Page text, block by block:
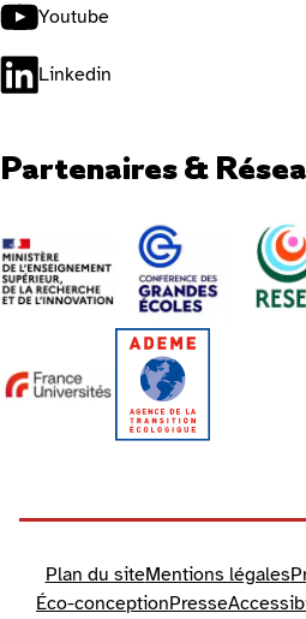
Youtube
Linkedin
Partenaires &
Plan du siteMentions légales
Éco-conceptionPresse